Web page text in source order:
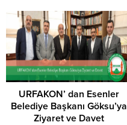
URFAKON’ dan Esenler
Belediye Başkanı Göksu’ya
Ziyaret ve Davet